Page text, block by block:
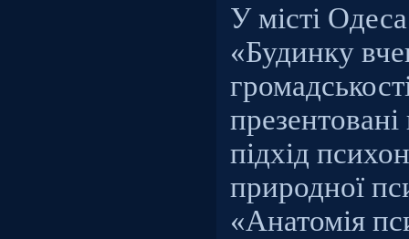
У місті
«Будинку
підхід
природної
«Анатомія